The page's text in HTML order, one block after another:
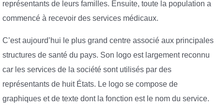
représentants de leurs familles. Ensuite, toute la population a
commencé à recevoir des services médicaux.
C’est aujourd’hui le plus grand centre associé aux principales
structures de santé du pays. Son logo est largement reconnu
car les services de la société sont utilisés par des
représentants de huit États. Le logo se compose de
graphiques et de texte dont la fonction est le nom du service.